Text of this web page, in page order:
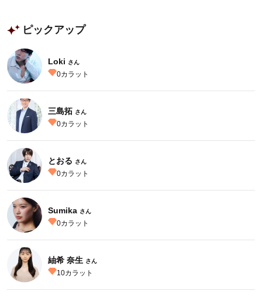
ピックアップ
Loki さん
0カラット
三島拓 さん
0カラット
とおる さん
0カラット
Sumika さん
0カラット
紬希 奈生 さん
10カラット